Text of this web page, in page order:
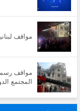
مواقف
مواقف
المجتمع